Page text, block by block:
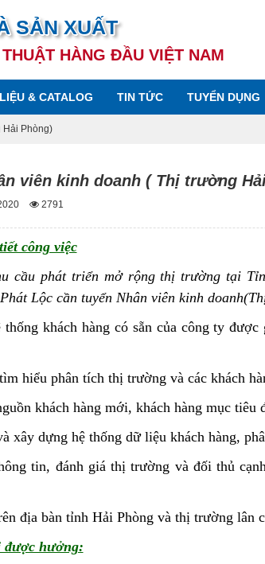
SẢN XUẤT
HÀNG ĐẦU VIỆT NAM
& CATALOG TIN TỨC TUYỂN DỤNG
Hải Phòng)
viên kinh doanh ( Thị trường
2791
công việc
cầu phát triển mở rộng thị trường tại
Lộc cần tuyển Nhân viên kinh
thống khách hàng có sẵn của công ty
hiểu phân tích thị trường và các khách
khách hàng mới, khách hàng mục tiêu
xây dựng hệ thống dữ liệu khách hàng,
tin, đánh giá thị trường và đối thủ
địa bàn tỉnh Hải Phòng và thị trường lân
được hưởng: